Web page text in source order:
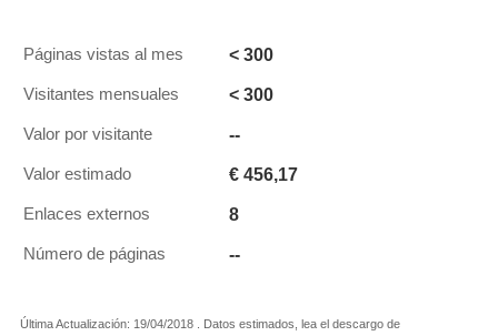
Páginas vistas al mes < 300
Visitantes mensuales < 300
Valor por visitante --
Valor estimado € 456,17
Enlaces externos 8
Número de páginas --
Última Actualización: 19/04/2018 . Datos estimados, lea el descargo de